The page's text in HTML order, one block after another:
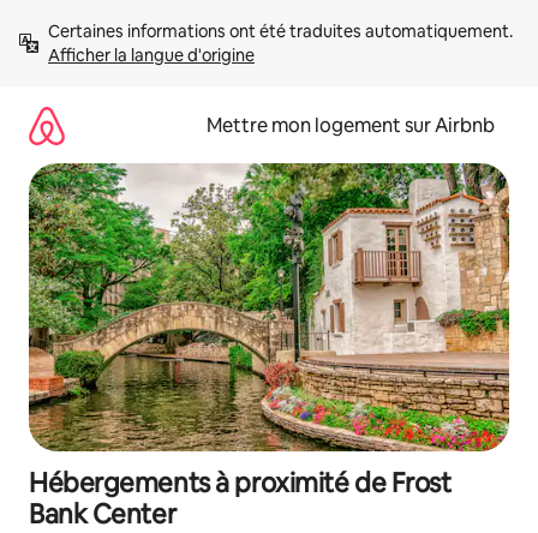
directement
Afficher la langue d'origine
Mettre mon logement sur Airbnb
Hébergements à proximité de Frost
Bank Center